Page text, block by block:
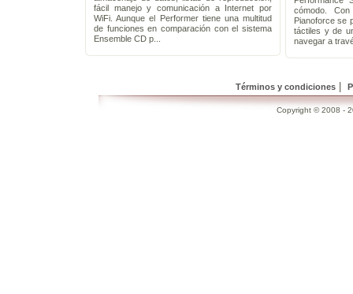
fácil manejo y comunicación a Internet por
WiFi. Aunque el Performer tiene una multitud
de funciones en comparación con el sistema
Ensemble CD p...
cómodo.
Pianoforce se
táctiles y de
navegar a
Términos y condiciones|
Copyright © 2008 -